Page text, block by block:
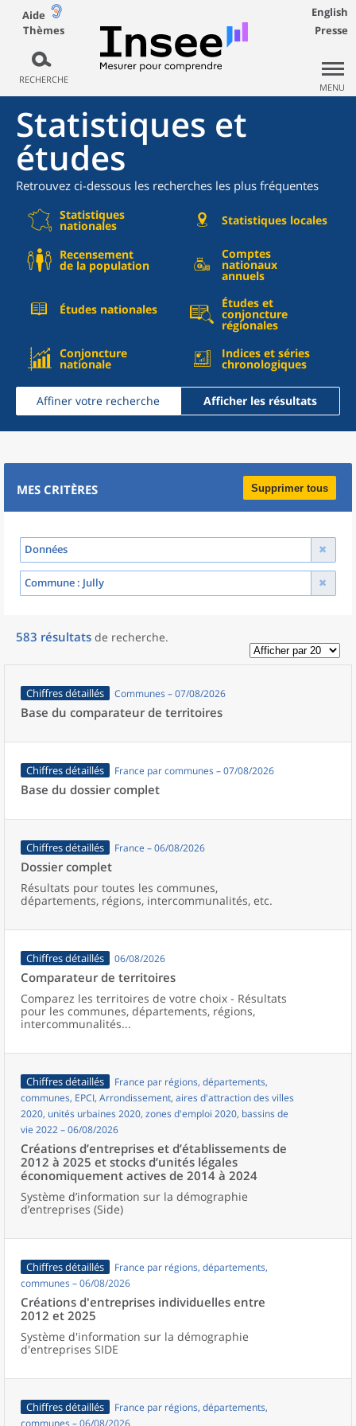
Aide
Thèmes
RECHERCHE
English
Presse
MENU
Statistiques et
études
Retrouvez ci-dessous les recherches les plus fréquentes
Statistiques
nationales Statistiques locales
Recensement
de la population
Comptes
nationaux
annuels
Études nationales Études et
conjoncture
régionales
Conjoncture
nationale
Indices et séries
chronologiques
Affiner votre recherche Afficher les résultats
MES CRITÈRES Supprimer tous
Données
Commune : Jully
583 résultats de recherche.
Chiffres détaillés Communes – 07/08/2026
Base du comparateur de territoires
Chiffres détaillés France par communes – 07/08/2026
Base du dossier complet
Chiffres détaillés France – 06/08/2026
Dossier complet
Résultats pour toutes les communes,
départements, régions, intercommunalités, etc.
Chiffres détaillés 06/08/2026
Comparateur de territoires
Comparez les territoires de votre choix - Résultats
pour les communes, départements, régions,
intercommunalités...
Chiffres détaillés
France par régions, départements,
communes, EPCI, Arrondissement, aires d'attraction des villes
2020, unités urbaines 2020, zones d'emploi 2020, bassins de
vie 2022 – 06/08/2026
Créations d’entreprises et d’établissements de
2012 à 2025 et stocks d’unités légales
économiquement actives de 2014 à 2024
Système d’information sur la démographie
d’entreprises (Side)
Chiffres détaillés
France par régions, départements,
communes – 06/08/2026
Créations d'entreprises individuelles entre
2012 et 2025
Système d'information sur la démographie
d'entreprises SIDE
Chiffres détaillés
France par régions, départements,
communes – 06/08/2026